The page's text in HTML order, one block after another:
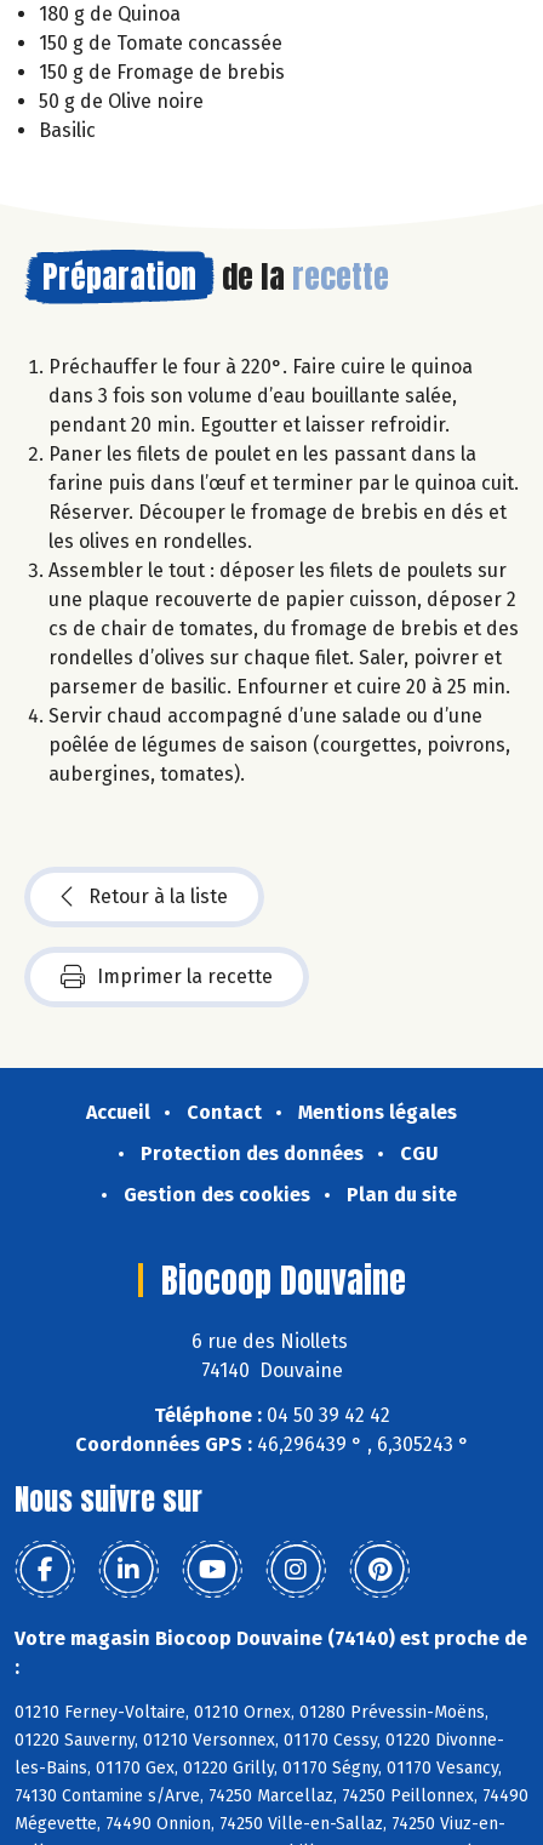
180 g de Quinoa
150 g de Tomate concassée
150 g de Fromage de brebis
50 g de Olive noire
Basilic
Préparation de la recette
Préchauffer le four à 220°. Faire cuire le quinoa
dans 3 fois son volume d’eau bouillante salée,
pendant 20 min. Egoutter et laisser refroidir.
Paner les filets de poulet en les passant dans la
farine puis dans l’œuf et terminer par le quinoa cuit.
Réserver. Découper le fromage de brebis en dés et
les olives en rondelles.
Assembler le tout : déposer les filets de poulets sur
une plaque recouverte de papier cuisson, déposer 2
cs de chair de tomates, du fromage de brebis et des
rondelles d’olives sur chaque filet. Saler, poivrer et
parsemer de basilic. Enfourner et cuire 20 à 25 min.
Servir chaud accompagné d’une salade ou d’une
poêlée de légumes de saison (courgettes, poivrons,
aubergines, tomates).
Retour à la liste
Imprimer la recette
Accueil Contact
Mentions légales
Protection des données
CGU
Gestion des cookies
Plan du site
Biocoop Douvaine
6 rue des Niollets
74140 Douvaine
Téléphone :04 50 39 42 42
Coordonnées GPS :46,296439 ° , 6,305243 °
Nous suivre sur
Votre magasin Biocoop Douvaine (74140) est proche de
:
01210 Ferney-Voltaire, 01210 Ornex, 01280 Prévessin-Moëns,
01220 Sauverny, 01210 Versonnex, 01170 Cessy, 01220 Divonne-
les-Bains, 01170 Gex, 01220 Grilly, 01170 Ségny, 01170 Vesancy,
74130 Contamine s/Arve, 74250 Marcellaz, 74250 Peillonnex, 74490
Mégevette, 74490 Onnion, 74250 Ville-en-Sallaz, 74250 Viuz-en-